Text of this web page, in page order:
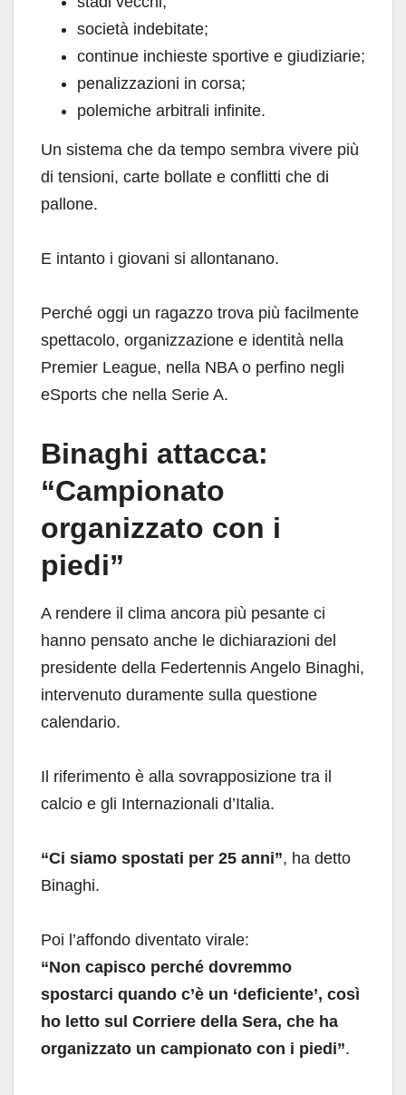
società indebitate;
continue inchieste sportive e giudiziarie;
penalizzazioni in corsa;
polemiche arbitrali infinite.
Un sistema che da tempo sembra vivere più
di tensioni, carte bollate e conflitti che di
pallone.
E intanto i giovani si allontanano.
Perché oggi un ragazzo trova più facilmente
spettacolo, organizzazione e identità nella
Premier League, nella NBA o perfino negli
eSports che nella Serie A.
Binaghi attacca:
“Campionato
organizzato con i
piedi”
A rendere il clima ancora più pesante ci
hanno pensato anche le dichiarazioni del
presidente della Federtennis Angelo Binaghi,
intervenuto duramente sulla questione
calendario.
Il riferimento è alla sovrapposizione tra il
calcio e gli Internazionali d’Italia.
“Ci siamo spostati per 25 anni”, ha detto
Binaghi.
Poi l’affondo diventato virale:
“Non capisco perché dovremmo
spostarci quando c’è un ‘deficiente’, così
ho letto sul Corriere della Sera, che ha
organizzato un campionato con i piedi”.